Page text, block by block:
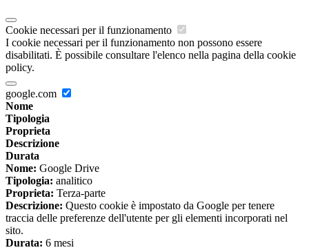
Cookie necessari per il funzionamento
I cookie necessari per il funzionamento non possono essere
disabilitati. È possibile consultare l'elenco nella pagina della cookie
policy.
google.com
Nome
Tipologia
Proprieta
Descrizione
Durata
Nome: Google Drive
Tipologia: analitico
Proprieta: Terza-parte
Descrizione: Questo cookie è impostato da Google per tenere
traccia delle preferenze dell'utente per gli elementi incorporati nel
sito.
Durata: 6 mesi